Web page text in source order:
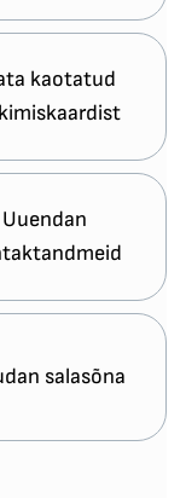
kaotatud
Uuendan
salasõna